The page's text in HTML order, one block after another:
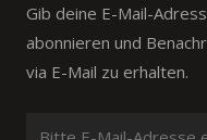
Gib deine E-Mail-
abonnieren und
via E-Mail zu erhalten.